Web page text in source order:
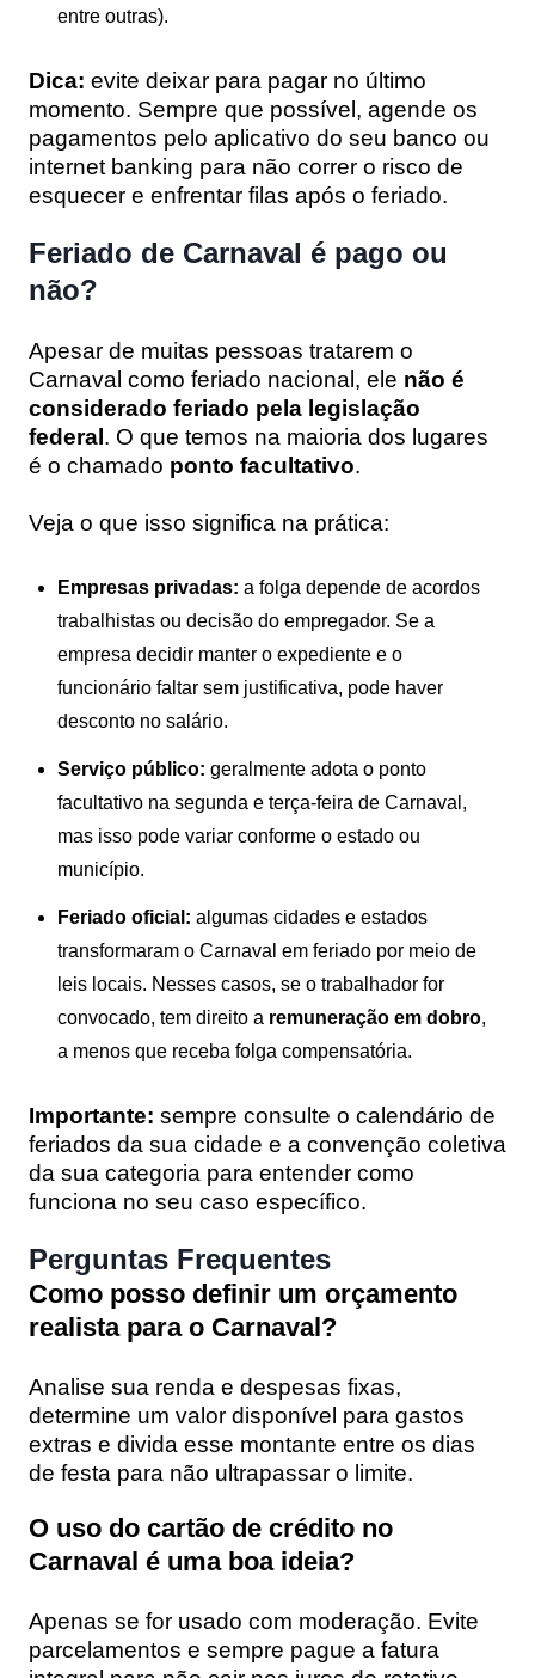
entre outras).
Dica: evite deixar para pagar no último
momento. Sempre que possível, agende os
pagamentos pelo aplicativo do seu banco ou
internet banking para não correr o risco de
esquecer e enfrentar filas após o feriado.
Feriado de Carnaval é pago ou
não?
Apesar de muitas pessoas tratarem o
Carnaval como feriado nacional, ele não é
considerado feriado pela legislação
federal . O que temos na maioria dos lugares
é o chamado ponto facultativo.
Veja o que isso significa na prática:
Empresas privadas: a folga depende de acordos
trabalhistas ou decisão do empregador. Se a
empresa decidir manter o expediente e o
funcionário faltar sem justificativa, pode haver
desconto no salário.
Serviço público: geralmente adota o ponto
facultativo na segunda e terça-feira de Carnaval,
mas isso pode variar conforme o estado ou
município.
Feriado oficial: algumas cidades e estados
transformaram o Carnaval em feriado por meio de
leis locais. Nesses casos, se o trabalhador for
convocado, tem direito a remuneração em dobro,
a menos que receba folga compensatória.
Importante: sempre consulte o calendário de
feriados da sua cidade e a convenção coletiva
da sua categoria para entender como
funciona no seu caso específico.
Perguntas Frequentes
Como posso definir um orçamento
realista para o Carnaval?
Analise sua renda e despesas fixas,
determine um valor disponível para gastos
extras e divida esse montante entre os dias
de festa para não ultrapassar o limite.
O uso do cartão de crédito no
Carnaval é uma boa ideia?
Apenas se for usado com moderação. Evite
parcelamentos e sempre pague a fatura